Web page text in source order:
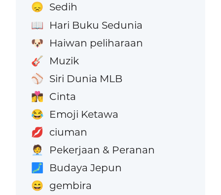
😞 Sedih
📖 Hari Buku Sedunia
🐶 Haiwan peliharaan
🎸 Muzik
⚾ Siri Dunia MLB
👩‍❤️‍💋‍👨 Cinta
😂 Emoji Ketawa
💋 ciuman
🧑‍💼 Pekerjaan & Peranan
🗾 Budaya Jepun
😄 gembira